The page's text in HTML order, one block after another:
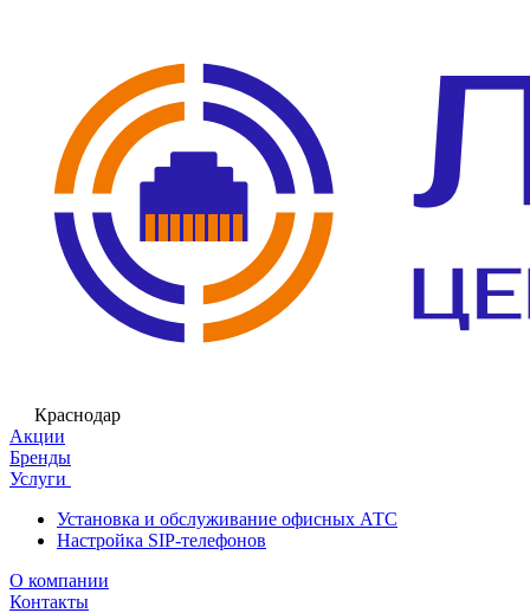
Краснодар
Акции
Бренды
Услуги
Установка и обслуживание офисных АТС
Настройка SIP-телефонов
О компании
Контакты